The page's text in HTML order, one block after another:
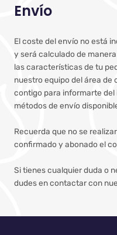
Envío
El coste del envío no está
y será calculado de
las características de tu
nuestro equipo del área
contigo para informarte
métodos de envío
Recuerda que no se
confirmado y abonado el
Si tienes cualquier duda o
dudes en contactar con